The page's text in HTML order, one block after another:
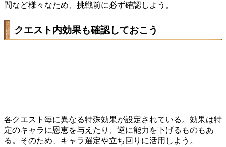
間など様々なため、挑戦前に必ず確認しよう。
クエスト内効果も確認しておこう
各クエスト毎に異なる特殊効果が設定されている。効果は特
定のキャラに恩恵を与えたり、逆に能力を下げるものもあ
る。そのため、キャラ選定や立ち回りに活用しよう。